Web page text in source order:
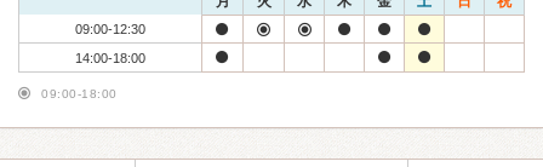
09:00-12:30
14:00-18:00
09:00-18:00